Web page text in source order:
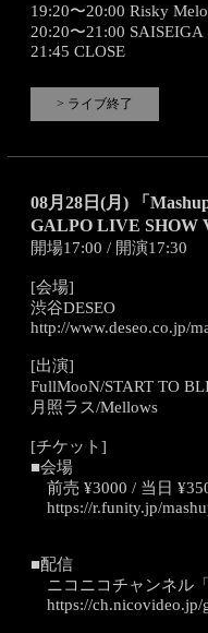
19:20〜20:00 Risky
20:20〜21:00 SAISEIGA
21:45 CLOSE
> ライブ終了
08月28日(月) 「
GALPO LIVE SHOW
開場17:00 / 開演17:30
[会場]
渋谷DESEO
http://www.deseo.co.jp/
[出演]
FullMooN/START TO
月照ラス/Mellows
[チケット]
■会場
前売 ¥3000 / 当日
https://r.funity.jp/
■配信
ニコニコチャンネル「
https://ch.nicovideo.jp/